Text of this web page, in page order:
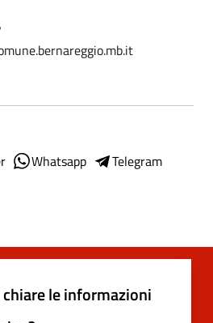
Whatsapp
Telegram
le informazioni